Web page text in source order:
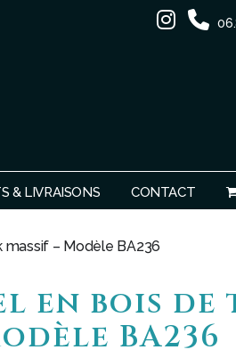
& LIVRAISONS CONTACT
– Modèle BA236
en bois de
BA236